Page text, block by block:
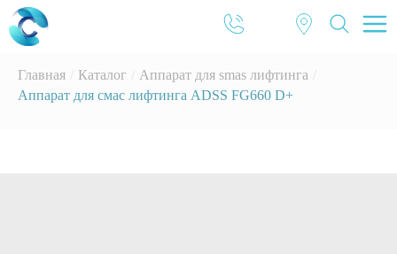
Главная Каталог Аппарат для smas лифтинга
Аппарат для смас лифтинга ADSS FG660 D+